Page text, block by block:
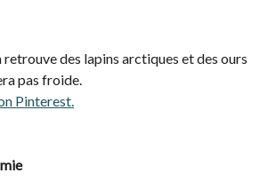
retrouve des lapins arctiques et des ours
pas froide.
Pinterest.